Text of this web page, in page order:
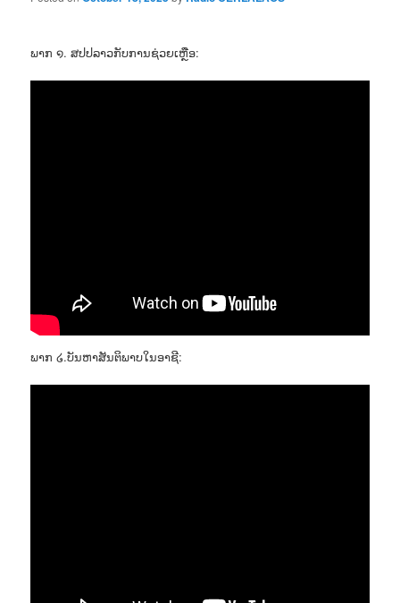
ພາກ ໑. ສປປລາວກັບການຊ່ວຍເຫຼືອ:
ພາກ ໒.ບັນຫາສັນຕິພາບໃນອາຊີ: